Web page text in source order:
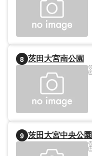
8 茨田大宮南公園
9 茨田大宮中央公園